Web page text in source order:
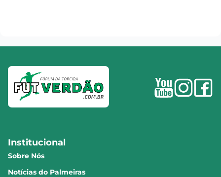
Institucional
Sobre Nós
Notícias do Palmeiras